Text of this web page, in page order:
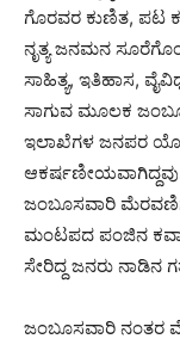
ಗೊರವರ ಕುಣಿತ, ಪಟ
ನೃತ್ಯ ಜನಮನ
ಸಾಹಿತ್ಯ, ಇತಿಹಾಸ,
ಸಾಗುವ ಮೂಲಕ
ಇಲಾಖೆಗಳ ಜನಪರ
ಜಂಬೂಸವಾರಿ
ಮಂಟಪದ ಪಂಜಿನ
ಸೇರಿದ್ದ ಜನರು ನಾಡಿನ
ಜಂಬೂಸವಾರಿ ನಂತರ